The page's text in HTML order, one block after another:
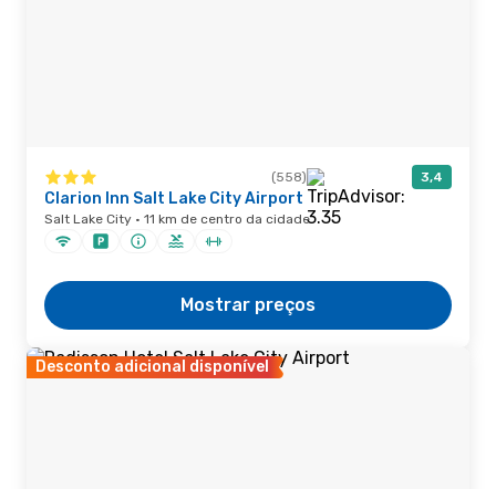
(558) 3,4
Clarion Inn Salt Lake City Airport
Salt Lake City · 11 km de centro da cidade
Mostrar preços
Desconto adicional disponível